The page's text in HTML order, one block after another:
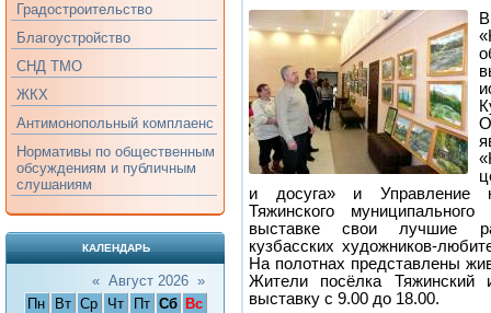
Градостроительство
Благоустройство
СНД ТМО
ЖКХ
Антимонопольный комплаенс
Нормативы по общественным
обсуждениям и публичным
слушаниям
КАЛЕНДАРЬ
« Август 2026 »
Пн
Вт Ср Чт Пт Сб
Вс
и досуга» и Управление
Тяжинского
выставке свои лучшие
кузбасских художников-
На полотнах представлены
Жители посёлка Тяжинский
выставку с 9.00 до 18.00.